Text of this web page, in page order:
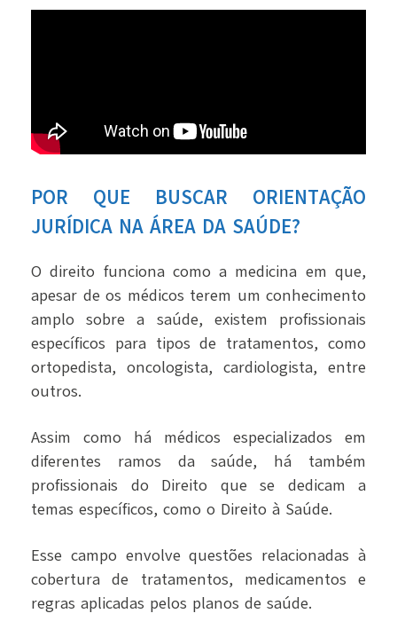
POR QUE BUSCAR ORIENTAÇÃO
JURÍDICA NA ÁREA DA SAÚDE?
O direito funciona como a medicina em que,
apesar de os médicos terem um conhecimento
amplo sobre a saúde, existem profissionais
específicos para tipos de tratamentos, como
ortopedista, oncologista, cardiologista, entre
outros.
Assim como há médicos especializados em
diferentes ramos da saúde, há também
profissionais do Direito que se dedicam a
temas específicos, como o Direito à Saúde.
Esse campo envolve questões relacionadas à
cobertura de tratamentos, medicamentos e
regras aplicadas pelos planos de saúde.